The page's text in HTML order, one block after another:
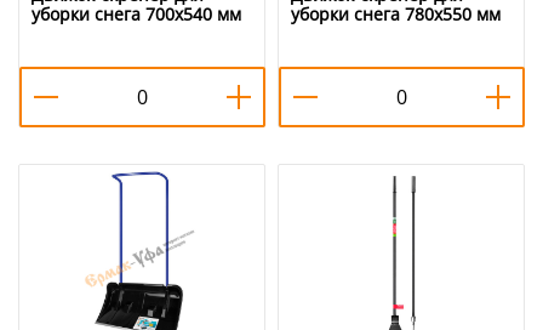
уборки снега 700х540 мм
уборки снега 780х550 мм
телескоп. сборно-
разборной ручкой, с
цанговым соед. в коробке,
1/1